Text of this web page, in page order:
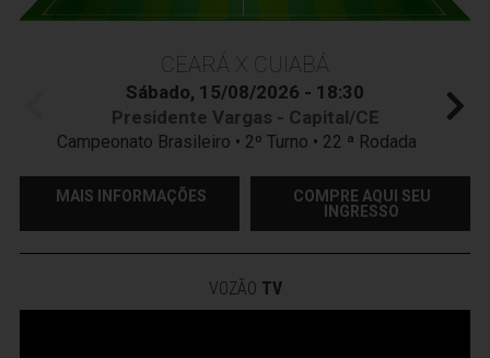
CEARÁ X CUIABÁ
Sábado, 15/08/2026 - 18:30
Presidente Vargas - Capital/CE
Campeonato Brasileiro • 2º Turno • 22 ª Rodada
MAIS INFORMAÇÕES
COMPRE AQUI SEU
INGRESSO
VOZÃO TV